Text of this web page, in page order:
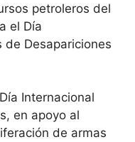
petroleros del
el Día
de Desapariciones
Internacional
en apoyo al
de armas